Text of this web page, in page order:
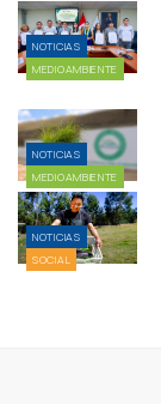
NOTICIAS
MEDIOAMBIENTE
NOTICIAS
MEDIOAMBIENTE
NOTICIAS
SOCIAL